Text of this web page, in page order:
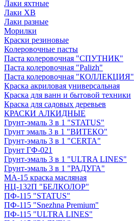
Лаки яхтные
Лаки ХВ
Лаки разные
Морилки
Краски резиновые
Колеровочные пасты
Паста колеровочная "СПУТНИК"
Паста колеровочная "Palizh"
Паста колеровочная "КОЛЛЕКЦИЯ"
Краска акриловая универсальная
Краска для ванн и бытовой техники
Краска для садовых деревьев
КРАСКИ АЛКИДНЫЕ
Грунт-эмаль 3 в 1 "STATUS"
Грунт эмаль 3 в 1 "ВИТЕКО"
Грунт-эмаль 3 в 1 "CERTA"
Грунт ГФ-021
Грунт-эмаль 3 в 1 "ULTRA LINES"
Грунт-эмаль 3 в 1 "РАДУГА"
МА-15 краска масляная
НЦ-132П "БЕЛКОЛОР"
ПФ-115 "STATUS"
ПФ-115 "Snezhna Premium"
ПФ-115 "ULTRA LINES"